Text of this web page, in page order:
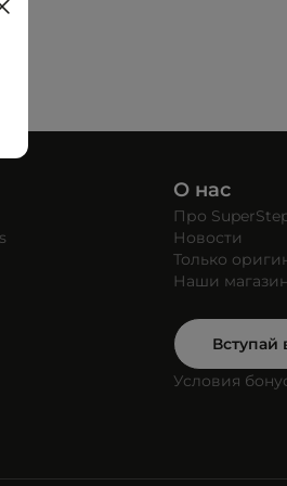
О нас
Про
Новости
Только
Наши
Вступай
Условия